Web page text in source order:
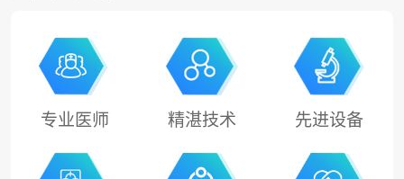
专业医师 精湛技术 先进设备